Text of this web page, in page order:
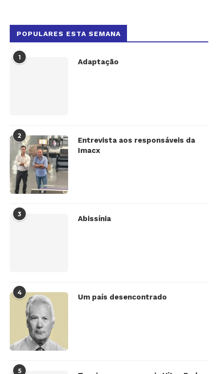
POPULARES ESTA SEMANA
1
Adaptação
2
Entrevista aos responsáveis da
Imacx
3
Abissínia
4
Um país desencontrado
5